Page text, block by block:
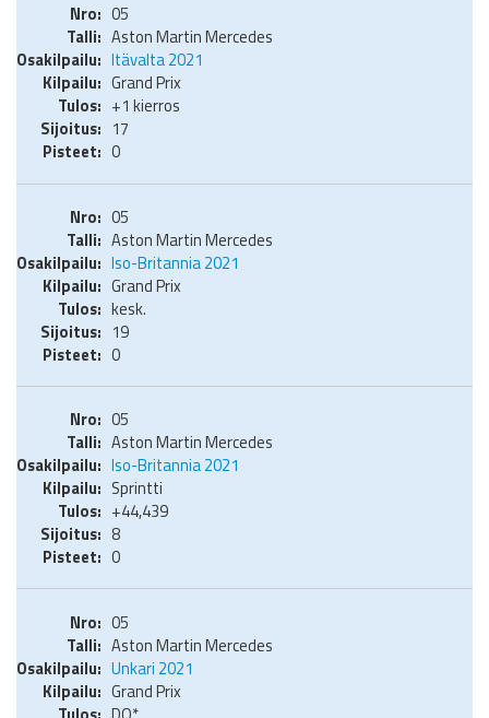
05
Aston Martin Mercedes
Itävalta 2021
Grand Prix
+1 kierros
17
0
05
Aston Martin Mercedes
Iso-Britannia 2021
Grand Prix
kesk.
19
0
05
Aston Martin Mercedes
Iso-Britannia 2021
Sprintti
+44,439
8
0
05
Aston Martin Mercedes
Unkari 2021
Grand Prix